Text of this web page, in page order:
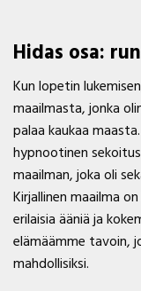
Hidas osa:
Kun lopetin
maailmasta, jonka
palaa kaukaa
hypnootinen
maailman, joka oli
Kirjallinen maailma
erilaisia ääniä ja
elämäämme tavoin,
mahdollisiksi.